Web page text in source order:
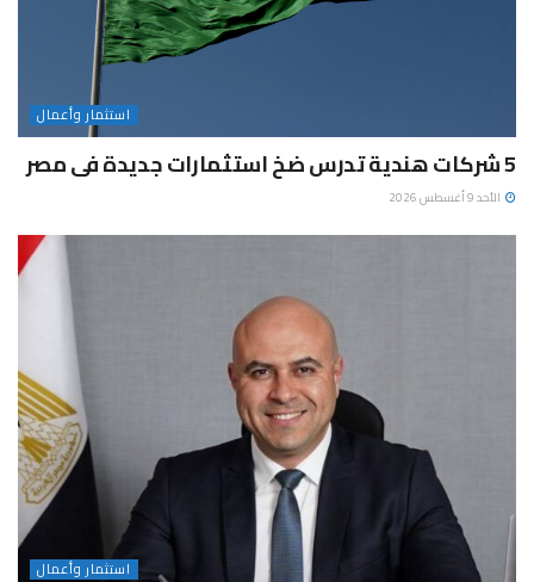
استثمار وأعمال
5 شركات هندية تدرس ضخ استثمارات جديدة فى مصر
الأحد 9 أغسطس 2026
استثمار وأعمال